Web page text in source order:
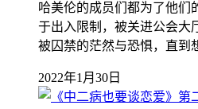
哈美伦的成员们都为了他们
于出入限制，被关进公会大
被囚禁的茫然与恐惧，直到
2022年1月30日